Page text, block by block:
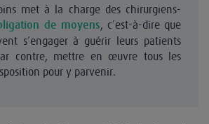
met à la charge des chirurgiens-
de moyens, c’est-à-dire que
s’engager à guérir leurs patients
contre, mettre en œuvre tous les
pour y parvenir.